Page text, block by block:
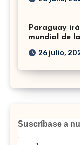
Paraguay
mundial de
26 julio,
Suscríbase a